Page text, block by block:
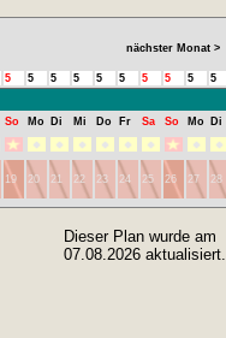
nächster Monat >
5 5 5 5 5 5 5 5 5 5
So Mo Di Mi Do Fr Sa So Mo Di
19 20 21 22 23 24 25 26 27 28
Dieser Plan wurde am
07.08.2026 aktualisiert.